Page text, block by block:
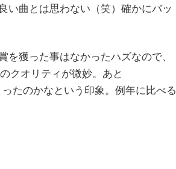
い曲とは思わない（笑）確かにバッ
獲った事はなかったハズなので、
クオリティが微妙。あと
たのかなという印象。例年に比べる